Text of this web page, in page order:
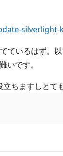
silverlight-
いるはず。
いです。
ちますしとて